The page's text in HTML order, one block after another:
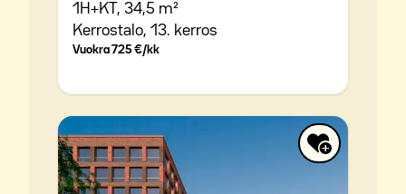
1H+KT, 34,5 m²
Kerrostalo, 13. kerros
Vuokra725 €/kk